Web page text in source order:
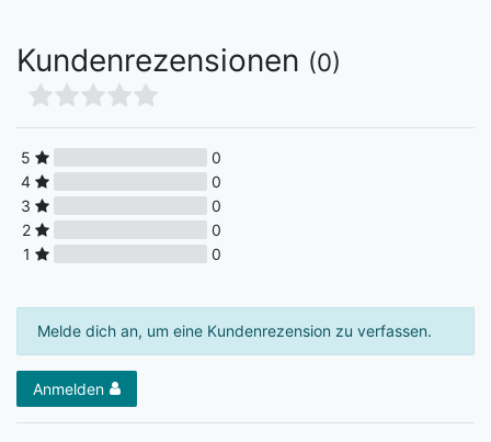
Kundenrezensionen (0)
5
0
4
0
3
0
2
0
1
0
Melde dich an, um eine Kundenrezension zu verfassen.
Anmelden